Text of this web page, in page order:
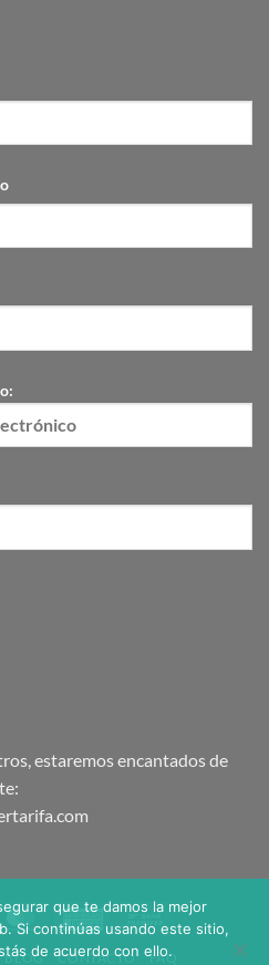
estaremos encantados de
MasterCardAmerican
Express
Bank
BLOG CONTACTO FAQ
que te damos la mejor
Si continúas usando este sitio,
de acuerdo con ello.